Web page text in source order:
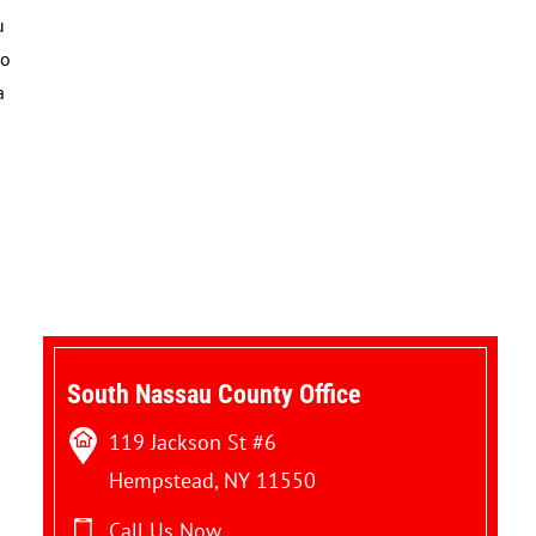
South Nassau County Office
119 Jackson St #6
Hempstead, NY 11550
Call Us Now